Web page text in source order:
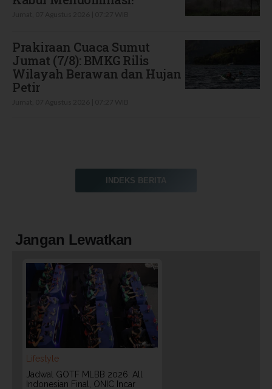
Prakiraan Cuaca Sumut
Jumat (7/8): BMKG Rilis
Wilayah Berawan dan Hujan
Petir
INDEKS BERITA
Jangan Lewatkan
Lifestyle
Jadwal GOTF MLBB 2026: All
Indonesian Final, ONIC Incar